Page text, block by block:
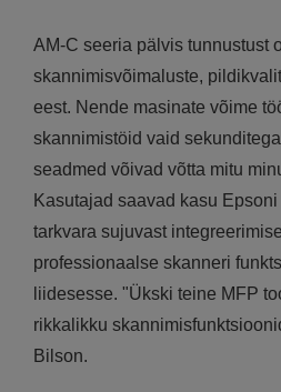
AM-C seeria pälvis tunnustust
skannimisvõimaluste,
eest. Nende masinate võime
skannimistöid vaid
seadmed võivad võtta mitu
Kasutajad saavad kasu
tarkvara sujuvast
professionaalse skanneri
liidesesse. "Ükski teine MFP
rikkalikku
Bilson.